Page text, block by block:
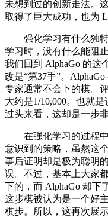
未想到过的创新走法。
取得了巨大成功，也为
强化学习有什么独特
学习时，没有什么能阻
我们回到 AlphaGo 的这
改是“第37手”。
专家通常不会下的棋。
大约是1/10,000。也就
过头来看，这却是一步
在强化学习的过程中
意识到的策略，虽然这
事后证明却是极为聪明
误。不过，基本上大家
下的，而 AlphaGo 却下
这步棋被认为是一个好
棋步。所以，这再次展